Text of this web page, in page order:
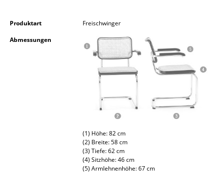
Nachttische & Bettzubehör
Figuren & Miniaturen
Produktart
Freischwinger
Abmessungen
(1) Höhe: 82 cm
(2) Breite: 58 cm
(3) Tiefe: 62 cm
(4) Sitzhöhe: 46 cm
(5) Armlehnenhöhe: 67 cm